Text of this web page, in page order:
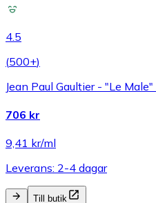
4.5
(500+)
Jean Paul Gaultier - "Le
706 kr
9,41 kr/ml
Leverans: 2-4 dagar
Till butik